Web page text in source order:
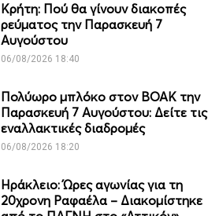
Κρήτη: Πού θα γίνουν διακοπές
ρεύματος την Παρασκευή 7
Αυγούστου
06/08/2026 18:40
Πολύωρο μπλόκο στον ΒΟΑΚ την
Παρασκευή 7 Αυγούστου: Δείτε τις
εναλλακτικές διαδρομές
06/08/2026 18:20
Ηράκλειο: Ώρες αγωνίας για τη
20χρονη Ραφαέλα – Διακομίστηκε